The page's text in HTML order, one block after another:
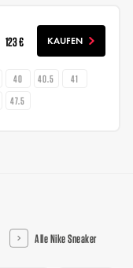
123 € KAUFEN
40 40.5
41
47.5
Alle Nike Sneaker